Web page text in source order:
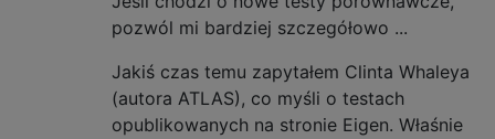
pozwól mi bardziej szczegółowo ...
Jakiś czas temu zapytałem Clinta Whaleya
(autora ATLAS), co myśli o testach
opublikowanych na stronie Eigen. Właśnie